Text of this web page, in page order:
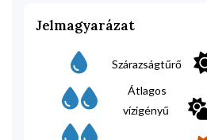
Jelmagyarázat
Szárazságtűrő
Átlagos
vízigényű